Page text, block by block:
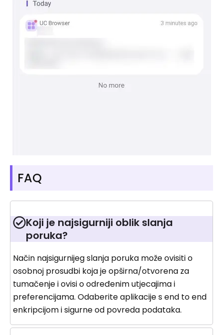
FAQ
Koji je najsigurniji oblik slanja
poruka?
Način najsigurnijeg slanja poruka može ovisiti o
osobnoj prosudbi koja je opširna/otvorena za
tumačenje i ovisi o određenim utjecajima i
preferencijama. Odaberite aplikacije s end to end
enkripcijom i sigurne od povreda podataka.